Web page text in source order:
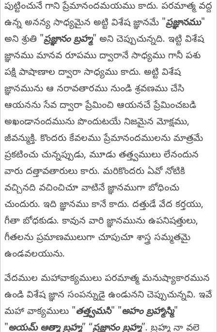
పుట్టించునే గాని ప్రేమానందమయము కాదు. పరమాత్మ వద్ద
ఉన్న అనన్య సాధ్యమైన అట్టి విశేష జ్ఞానమే "ప్రజ్ఞానము"
అని శ్రుతి "ప్రజ్ఞానం బ్రహ్మ" అని చెప్పుచున్నది. ఇట్టి విశేష
జ్ఞానము మానవ రూపము ద్వారానే సాధ్యము గానీ పశు
పక్షి పాషాణాల ద్వారా సాధ్యము కాదు. అట్టి విశేష
జ్ఞానమును ఆ నరావతారము నుండి శ్రవణము చేసి
ఆయనను సేవ ద్వారా ప్రేమించి ఆయనచే ప్రేమించబడి
అఖండానందమును పొందుటయే నిజమైన మోక్షము,
జీవన్ముక్తి. కొందరు కేవలము ప్రేమానందములను మాత్రమే
ప్రకటించు చున్నప్పుడు, మూడు తత్త్వములు లేనందున
వారు దత్తావతారులు కారు. మరికొందరు ఏవో నోటికి
వచ్చినది వచించిచూ వాటినే జ్ఞానముగా బోధించు
చుందురు. ఇది జ్ఞానము కానే కాదు. దత్తుడే వేద కర్తయు,
గీతా బోధకుడు. కావున వారి జ్ఞానమును ఉపనిషత్తులు,
గీతలను ప్రమాణములుగా చూపుచూ శాస్త్ర సమ్మతమై
ఉండవలయును.
వేదముల మహావాక్యములు పరమాత్మ మనుష్యాకారమున
ఉండి విశేష జ్ఞాన సంపన్నుడై ఉండునని చెప్పుచున్నవి. ఇవే
మహా వాక్యములు "తత్త్వమసి" "అహం బ్రహ్మాస్మి"
"అయమ్ ఆత్మా బ్రహ్మ” “ప్రజ్ఞానం బ్రహ్మ”. బ్రహ్మ నా వలె